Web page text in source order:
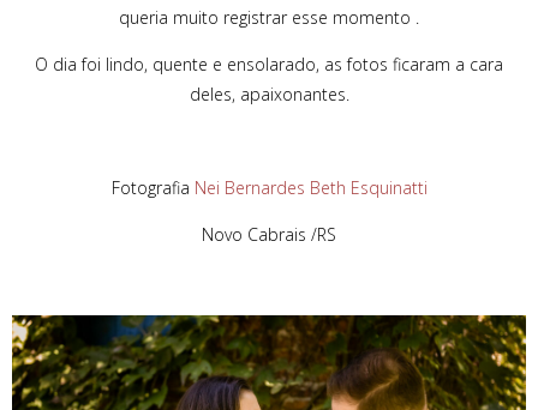
queria muito registrar esse momento .
O dia foi lindo, quente e ensolarado, as fotos ficaram a cara
deles, apaixonantes.
Fotografia Nei Bernardes Beth Esquinatti
Novo Cabrais /RS